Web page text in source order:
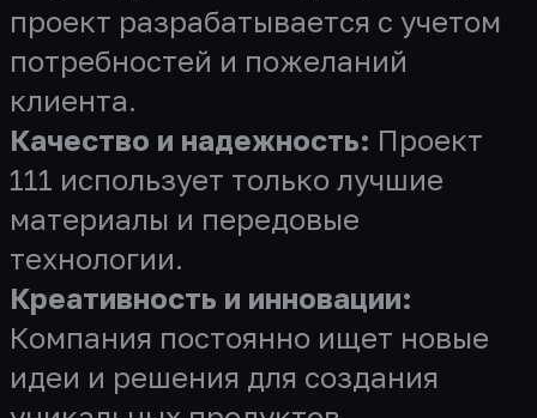
проект разрабатывается с учетом
потребностей и пожеланий
клиента.
Качество и надежность: Проект
111 использует только лучшие
материалы и передовые
технологии.
Креативность и инновации:
Компания постоянно ищет новые
идеи и решения для создания